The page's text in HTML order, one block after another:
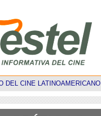
DEL CINE LATINOAMERICANO